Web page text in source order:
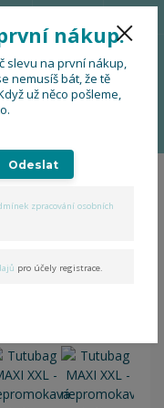
Menu
0 Kč
-
nákup.
slevu na první nákup,
nemusíš bát, že tě
už něco pošleme,
Odeslat
zpracování osobních
pro účely registrace.